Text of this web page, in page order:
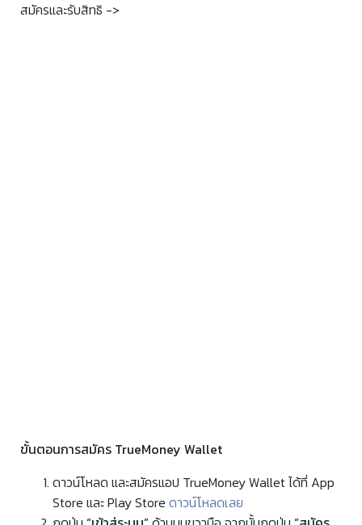
สมัครและรับสิทธิ ->
ขั้นตอนการสมัคร TrueMoney Wallet
ดาวน์โหลด และสมัครแอป TrueMoney Wallet ได้ที่ App
Store และ Play Store ดาวน์โหลดเลย